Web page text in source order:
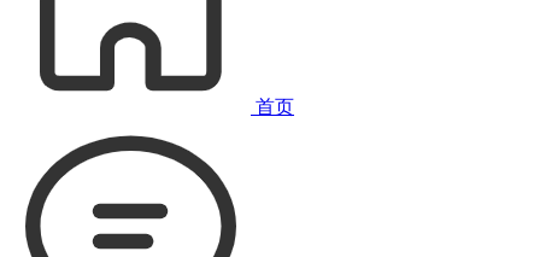
首页